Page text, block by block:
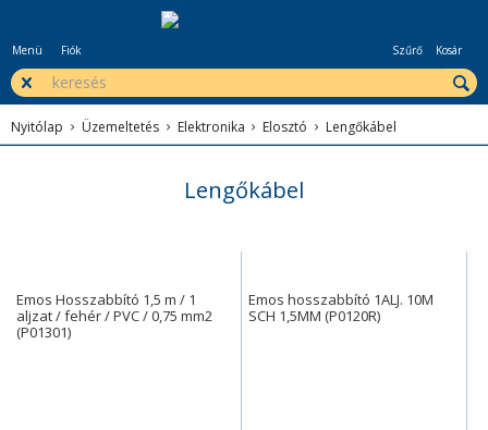
Menü Fiók Szűrő Kosár
Nyitólap Üzemeltetés Elektronika Elosztó Lengőkábel
Lengőkábel
Emos Hosszabbító 1,5 m / 1
aljzat / fehér / PVC / 0,75 mm2
(P01301)
Emos hosszabbító 1ALJ. 10M
SCH 1,5MM (P0120R)